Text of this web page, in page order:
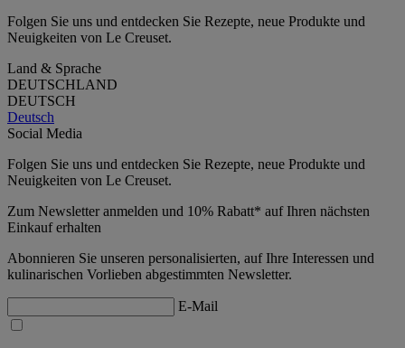
Folgen Sie uns und entdecken Sie Rezepte, neue Produkte und
Neuigkeiten von Le Creuset.
Land & Sprache
DEUTSCHLAND
DEUTSCH
Deutsch
Social Media
Folgen Sie uns und entdecken Sie Rezepte, neue Produkte und
Neuigkeiten von Le Creuset.
Zum Newsletter anmelden und 10% Rabatt* auf Ihren nächsten
Einkauf erhalten
Abonnieren Sie unseren personalisierten, auf Ihre Interessen und
kulinarischen Vorlieben abgestimmten Newsletter.
E-Mail